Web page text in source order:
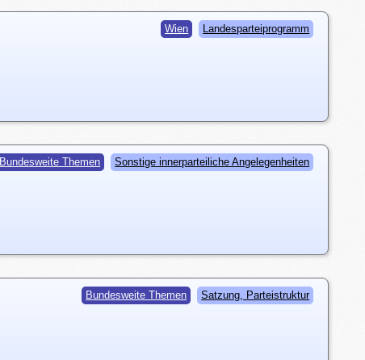
Wien Landesparteiprogramm
Bundesweite Themen Sonstige innerparteiliche Angelegenheiten
Bundesweite Themen Satzung, Parteistruktur